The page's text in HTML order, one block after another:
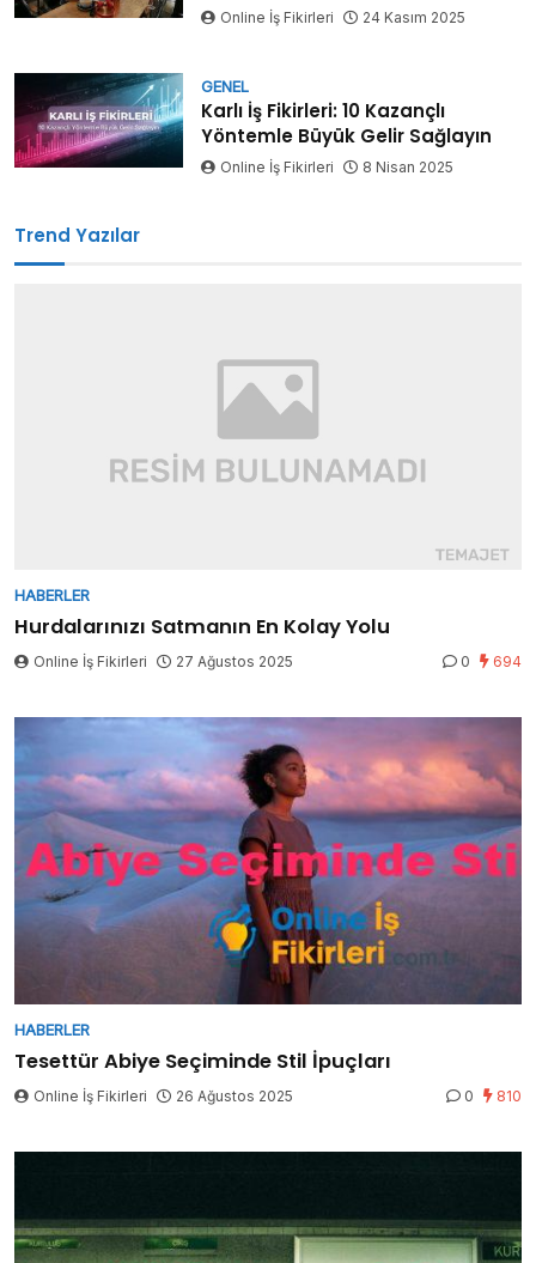
Online İş Fikirleri 24 Kasım 2025
GENEL
Karlı İş Fikirleri: 10 Kazançlı
Yöntemle Büyük Gelir Sağlayın
Online İş Fikirleri 8 Nisan 2025
Trend Yazılar
HABERLER
Hurdalarınızı Satmanın En Kolay Yolu
Online İş Fikirleri 27 Ağustos 2025 0 694
HABERLER
Tesettür Abiye Seçiminde Stil İpuçları
Online İş Fikirleri 26 Ağustos 2025 0 810